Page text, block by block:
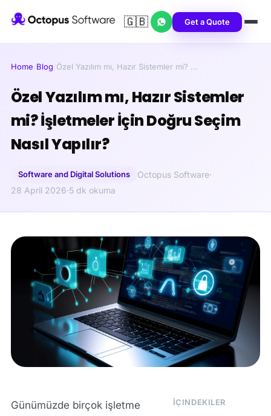
🇬🇧 Get a Quote
Home/Blog/Özel Yazılım mı, Hazır Sistemler mi? …
Özel Yazılım mı, Hazır Sistemler
mi? İşletmeler İçin Doğru Seçim
Nasıl Yapılır?
Software and Digital Solutions Octopus Software·
28 April 2026·5 dk okuma
İÇINDEKILER
Günümüzde birçok işletme